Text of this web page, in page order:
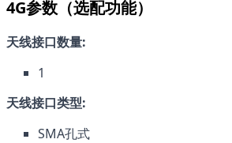
4G参数（选配功能）
天线接口数量:
1
天线接口类型:
SMA孔式